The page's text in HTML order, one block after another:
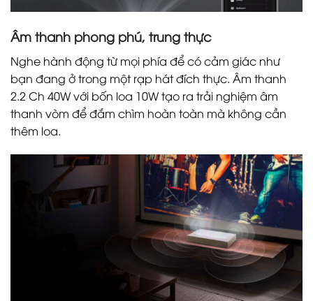
Âm thanh phong phú, trung thực
Nghe hành động từ mọi phía để có cảm giác như
bạn đang ở trong một rạp hát đích thực. Âm thanh
2.2 Ch 40W với bốn loa 10W tạo ra trải nghiệm âm
thanh vòm để đắm chìm hoàn toàn mà không cần
thêm loa.